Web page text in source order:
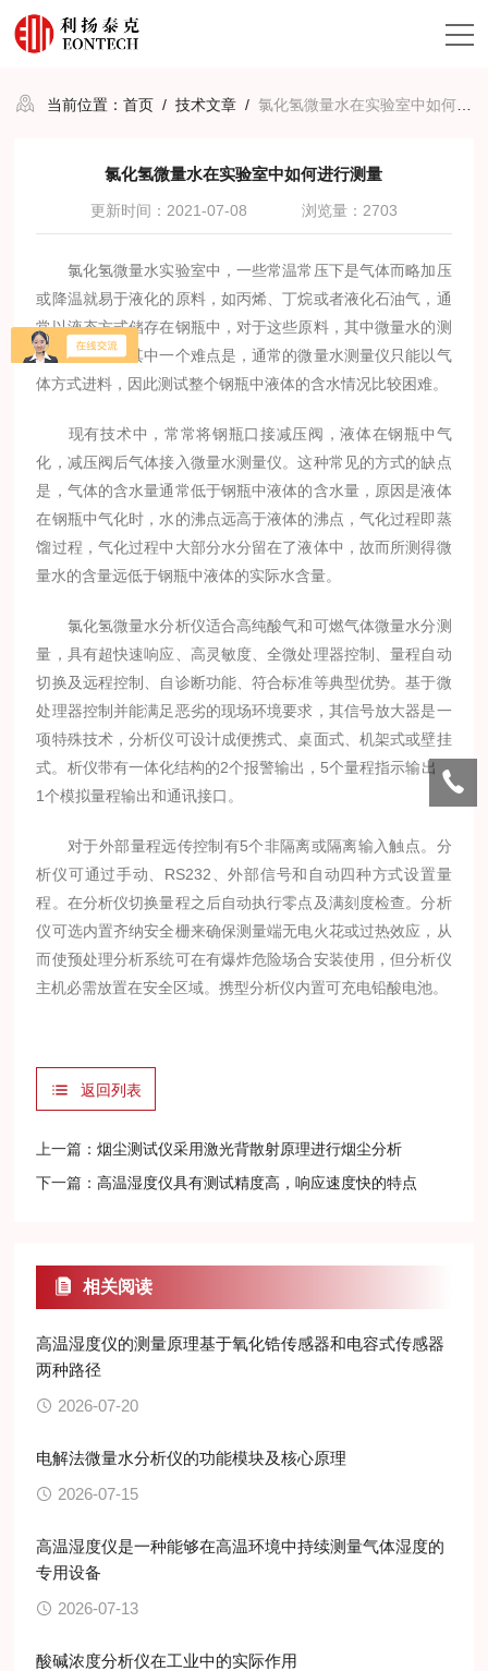
当前位置：首页 /技术文章 /氯化氢微量水在实验室中如何进行测量
氯化氢微量水在实验室中如何进行测量
更新时间：2021-07-08 浏览量：2703
氯化氢微量水实验室中，一些常温常压下是气体而略加压
或降温就易于液化的原料，如丙烯、丁烷或者液化石油气，通
常以液态方式储存在钢瓶中，对于这些原料，其中微量水的测
定较为困难。其中一个难点是，通常的微量水测量仪只能以气
体方式进料，因此测试整个钢瓶中液体的含水情况比较困难。
现有技术中，常常将钢瓶口接减压阀，液体在钢瓶中气
化，减压阀后气体接入微量水测量仪。这种常见的方式的缺点
是，气体的含水量通常低于钢瓶中液体的含水量，原因是液体
在钢瓶中气化时，水的沸点远高于液体的沸点，气化过程即蒸
馏过程，气化过程中大部分水分留在了液体中，故而所测得微
量水的含量远低于钢瓶中液体的实际水含量。
氯化氢微量水分析仪适合高纯酸气和可燃气体微量水分测
量，具有超快速响应、高灵敏度、全微处理器控制、量程自动
切换及远程控制、自诊断功能、符合标准等典型优势。基于微
处理器控制并能满足恶劣的现场环境要求，其信号放大器是一
项特殊技术，分析仪可设计成便携式、桌面式、机架式或壁挂
式。析仪带有一体化结构的2个报警输出，5个量程指示输出，
1个模拟量程输出和通讯接口。
对于外部量程远传控制有5个非隔离或隔离输入触点。分
析仪可通过手动、RS232、外部信号和自动四种方式设置量
程。在分析仪切换量程之后自动执行零点及满刻度检查。分析
仪可选内置齐纳安全栅来确保测量端无电火花或过热效应，从
而使预处理分析系统可在有爆炸危险场合安装使用，但分析仪
主机必需放置在安全区域。携型分析仪内置可充电铅酸电池。
返回列表
上一篇：烟尘测试仪采用激光背散射原理进行烟尘分析
下一篇：高温湿度仪具有测试精度高，响应速度快的特点
相关阅读
高温湿度仪的测量原理基于氧化锆传感器和电容式传感器
两种路径
2026-07-20
电解法微量水分析仪的功能模块及核心原理
2026-07-15
高温湿度仪是一种能够在高温环境中持续测量气体湿度的
专用设备
2026-07-13
酸碱浓度分析仪在工业中的实际作用